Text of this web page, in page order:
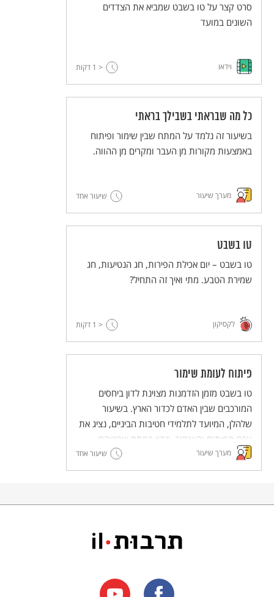
סרט קצר על טו בשבט שמביא את הצדדים
השונים במועד
וידאו < 1 דקות
כל מה שבראתי בשבילך בראתי
בשיעור זה נלמד על המתח שבין שימור ופיתוח
באמצעות מקורות מן העבר ומקרים מן ההווה.
מערך שיעור שיעור אחד
טו בשבט
טו בשבט – יום אכילת הפירות, חג הנטיעות, חג
שמירת הטבע. מתי ואיך זה התחיל?
לקסיקון < 1 דקות
פיתוח לעומת שימור
טו בשבט מזמן הזדמנות מצוינת לדון ביחסים
המורכבים שבין האדם לכדור הארץ. בשיעור
שלהלן, המיועד לתלמידי חטיבות הביניים, נציג את
ערכי הפיתוח והשימור, ונדון במתח שביניהם.
בסוף השיעור נשאל איזה ערך חשוב יותר בעת הזו,
ונבקש מהתלמידים להציג דרכים לחסכון באנרגיה,
מערך שיעור שיעור אחד